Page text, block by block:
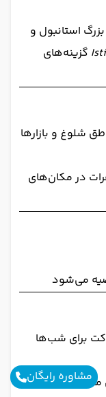
بزرگ استانبول و
گزینه‌های
شلوغ و بازارها
در مکان‌های
می‌شود
برای شب‌ها
از آفتاب.
مشاوره رایگان